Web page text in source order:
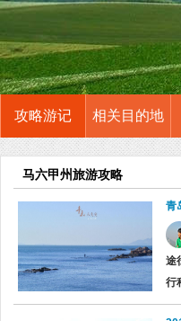
攻略游记 相关目的地
马六甲州旅游攻略
青
途
行